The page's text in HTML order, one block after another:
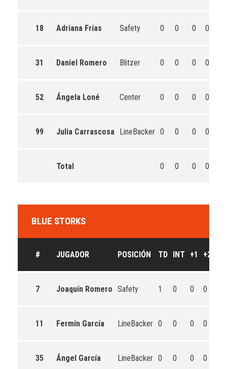
18 Adriana Frías Safety 0 0 0 0
31 Daniel Romero Blitzer 0 0 0 0
52 Ángela Loné Center 0 0 0 0
99 Julia Carrascosa LineBacker 0 0 0 0
Total 0 0 0 0
BLUE STORKS
# JUGADOR POSICIÓN TD INT +1 +2
7 Joaquín Romero Safety 1 0 0 0
11 Fermín García LineBacker 0 0 0 0
35 Ángel García LineBacker 0 0 0 0